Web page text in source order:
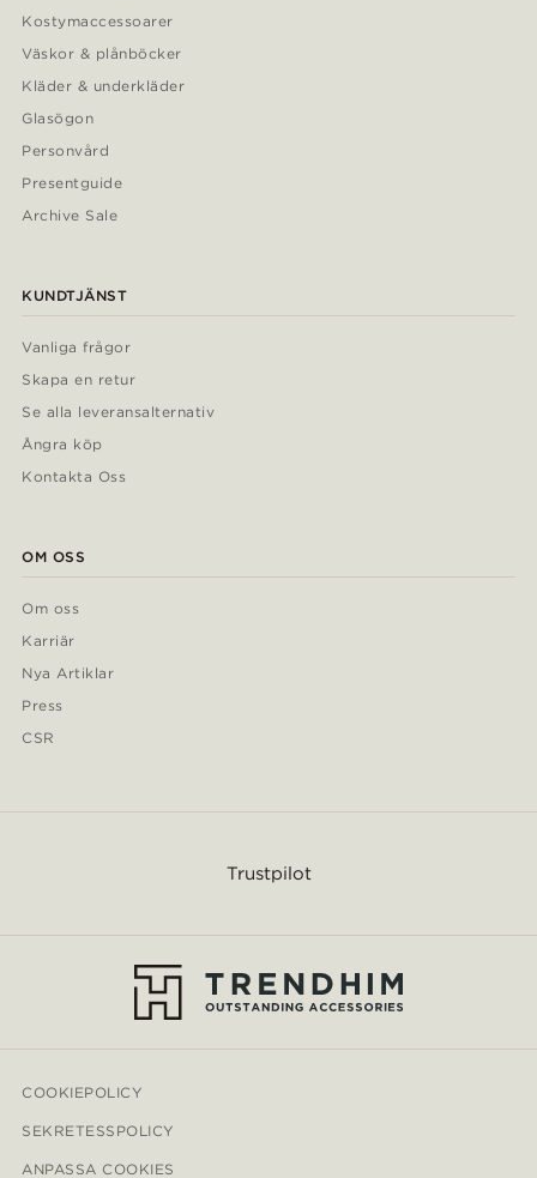
Kostymaccessoarer
Väskor & plånböcker
Kläder & underkläder
Glasögon
Personvård
Presentguide
Archive Sale
KUNDTJÄNST
Vanliga frågor
Skapa en retur
Se alla leveransalternativ
Ångra köp
Kontakta Oss
OM OSS
Om oss
Karriär
Nya Artiklar
Press
CSR
Trustpilot
COOKIEPOLICY
SEKRETESSPOLICY
ANPASSA COOKIES